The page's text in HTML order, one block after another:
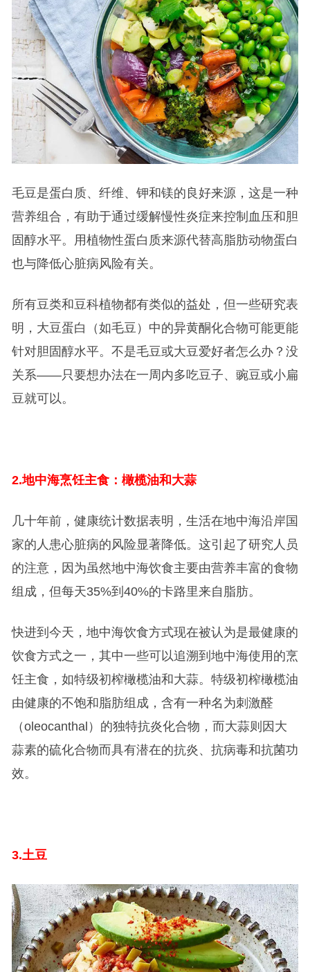
毛豆是蛋白质、纤维、钾和镁的良好来源，这是一种
营养组合，有助于通过缓解慢性炎症来控制血压和胆
固醇水平。用植物性蛋白质来源代替高脂肪动物蛋白
也与降低心脏病风险有关。
所有豆类和豆科植物都有类似的益处，但一些研究表
明，大豆蛋白（如毛豆）中的异黄酮化合物可能更能
针对胆固醇水平。不是毛豆或大豆爱好者怎么办？没
关系——只要想办法在一周内多吃豆子、豌豆或小扁
豆就可以。
2.地中海烹饪主食：橄榄油和大蒜
几十年前，健康统计数据表明，生活在地中海沿岸国
家的人患心脏病的风险显著降低。这引起了研究人员
的注意，因为虽然地中海饮食主要由营养丰富的食物
组成，但每天35%到40%的卡路里来自脂肪。
快进到今天，地中海饮食方式现在被认为是最健康的
饮食方式之一，其中一些可以追溯到地中海使用的烹
饪主食，如特级初榨橄榄油和大蒜。特级初榨橄榄油
由健康的不饱和脂肪组成，含有一种名为刺激醛
（oleocanthal）的独特抗炎化合物，而大蒜则因大
蒜素的硫化合物而具有潜在的抗炎、抗病毒和抗菌功
效。
3.土豆